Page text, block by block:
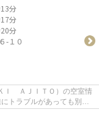
分
分
分
-１０
Ｉ ＡＪＩＴＯ）の空室情
トラブルがあっても別ル